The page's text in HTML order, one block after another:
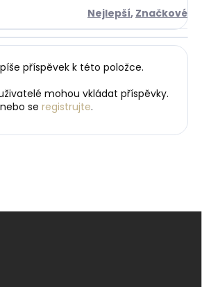
Nejlepší, Značkové
příspěvek k této položce.
mohou vkládat příspěvky.
nebo se registrujte.